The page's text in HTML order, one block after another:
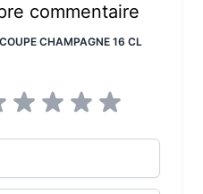
commentaire
CHAMPAGNE 16 CL